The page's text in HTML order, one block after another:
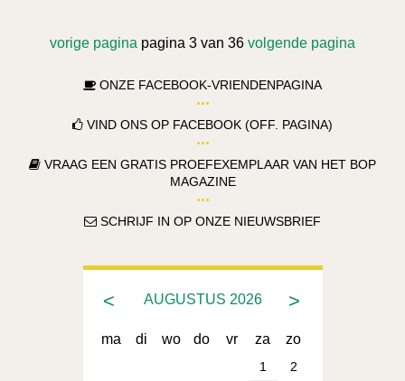
vorige pagina pagina 3 van 36 volgende pagina
ONZE FACEBOOK-VRIENDENPAGINA
VIND ONS OP FACEBOOK (OFF. PAGINA)
VRAAG EEN GRATIS PROEFEXEMPLAAR VAN HET BOP
MAGAZINE
SCHRIJF IN OP ONZE NIEUWSBRIEF
< >
AUGUSTUS 2026
ma di wo do vr za zo
1
2